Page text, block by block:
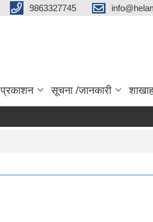
9863327745
प्रकाशन सूचना /जानकारी